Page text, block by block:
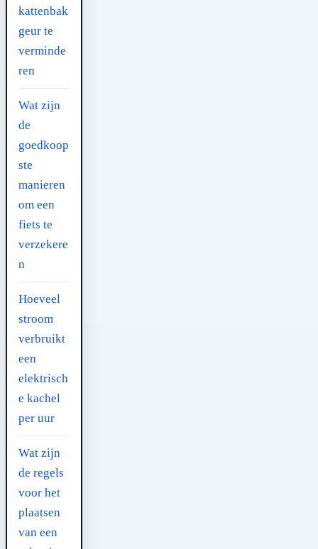
kattenbak
geur te
verminde
ren
Wat zijn
de
goedkoop
ste
manieren
om een
fiets te
verzekere
n
Hoeveel
stroom
verbruikt
een
elektrisch
e kachel
per uur
Wat zijn
de regels
voor het
plaatsen
van een